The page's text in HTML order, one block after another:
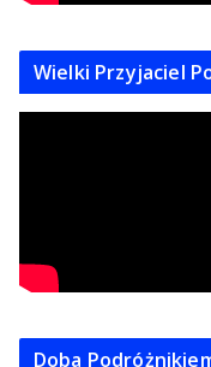
Wielki Przyjaciel
Doba